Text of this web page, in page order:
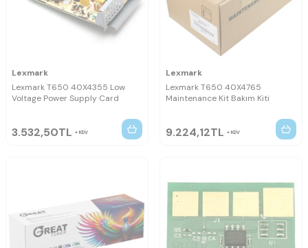
Lexmark
Lexmark T650 40X4355 Low
Voltage Power Supply Card
3.532,50TL KDV
Lexmark
Lexmark T650 40X4765
Maintenance Kit Bakım Kiti
9.224,12TL KDV